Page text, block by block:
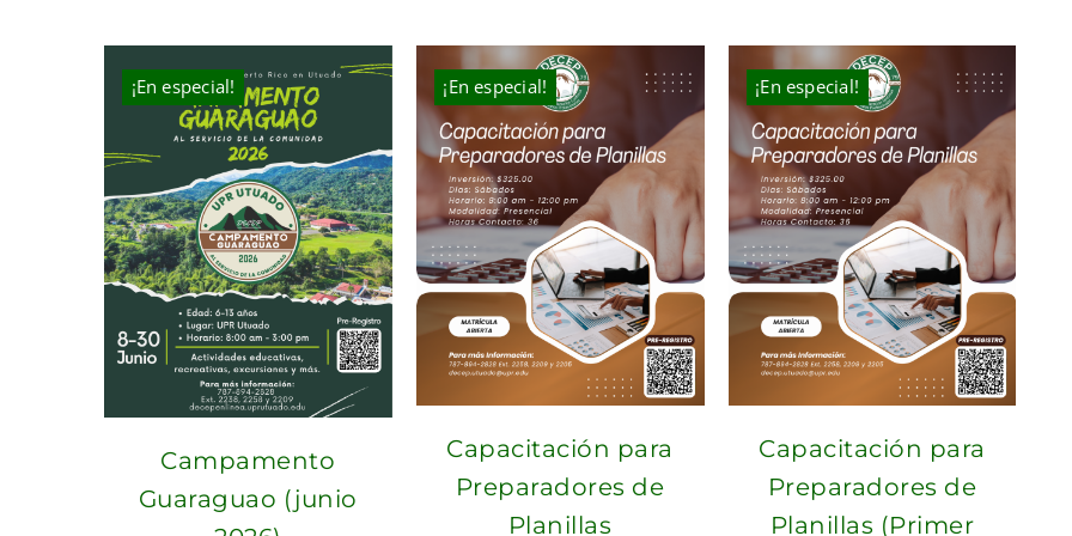
$210.00.
$100.00.
¡En especial!
Campamento
Guaraguao (junio
¡En especial!
Capacitación para
Preparadores de
Planillas
¡En especial!
Capacitación para
Preparadores de
Planillas (Primer